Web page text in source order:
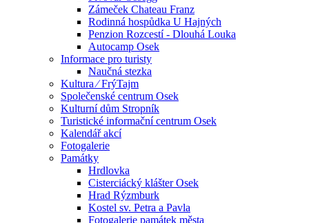
Zámeček Chateau Franz
Rodinná hospůdka U Hajných
Penzion Rozcestí - Dlouhá Louka
Autocamp Osek
Informace pro turisty
Naučná stezka
Kultura ⁄ FrýTajm
Společenské centrum Osek
Kulturní dům Stropník
Turistické informační centrum Osek
Kalendář akcí
Fotogalerie
Památky
Hrdlovka
Cisterciácký klášter Osek
Hrad Rýzmburk
Kostel sv. Petra a Pavla
Fotogalerie památek města